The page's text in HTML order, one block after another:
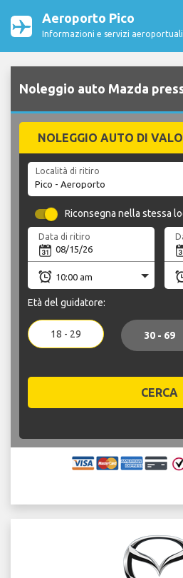
Aeroporto Pico
Informazioni e servizi aeroportuali
Noleggio auto Mazda
NOLEGGIO AUTO DI
Località di ritiro
Riconsegna nella stessa
Data di ritiro
Età del guidatore:
18 - 29 30 - 69
CERCA